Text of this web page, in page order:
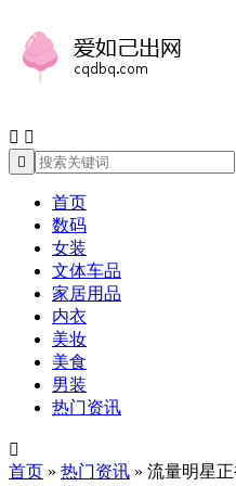
 

首页
数码
女装
文体车品
家居用品
内衣
美妆
美食
男装
热门资讯

首页 » 热门资讯 » 流量明星